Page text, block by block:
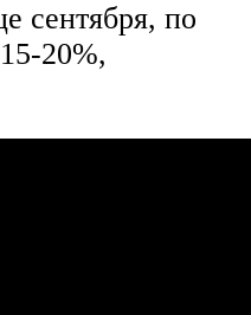
сентября, по
20%,